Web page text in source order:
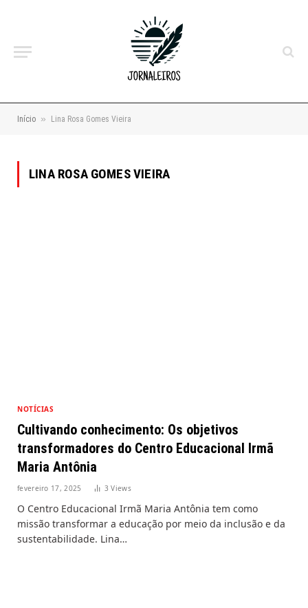
Início » Lina Rosa Gomes Vieira
LINA ROSA GOMES VIEIRA
NOTÍCIAS
Cultivando conhecimento: Os objetivos
transformadores do Centro Educacional Irmã
Maria Antônia
fevereiro 17, 2025 3Views
O Centro Educacional Irmã Maria Antônia tem como
missão transformar a educação por meio da inclusão e da
sustentabilidade. Lina…